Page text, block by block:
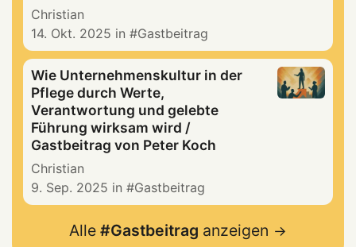
Christian
14. Okt. 2025 in Gastbeitrag
Wie Unternehmenskultur in der
Pflege durch Werte,
Verantwortung und gelebte
Führung wirksam wird /
Gastbeitrag von Peter Koch
Christian
9. Sep. 2025 in Gastbeitrag
Alle Gastbeitrag anzeigen